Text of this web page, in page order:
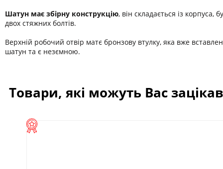
Шатун має збірну конструкцію, він складається із корпуса,
двох стяжних болтів.
Верхній робочий отвір матє бронзову втулку, яка вже
шатун та є незємною.
Товари, які можуть Вас